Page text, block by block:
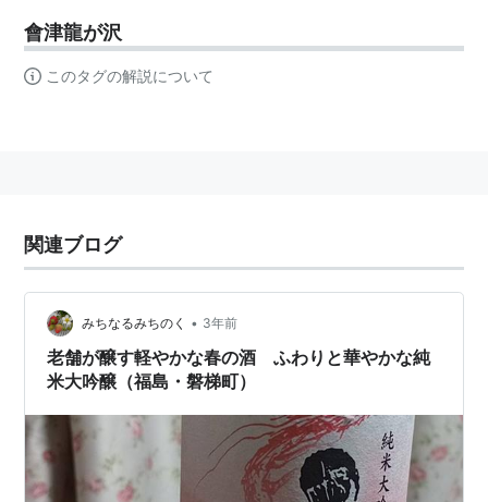
會津龍が沢
このタグの解説について
関連ブログ
みちなるみちのく • 3年前
老舗が醸す軽やかな春の酒 ふわりと華やかな純
米大吟醸（福島・磐梯町）